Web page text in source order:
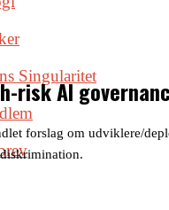
Singularitet
risk AI
forslag om udviklere/